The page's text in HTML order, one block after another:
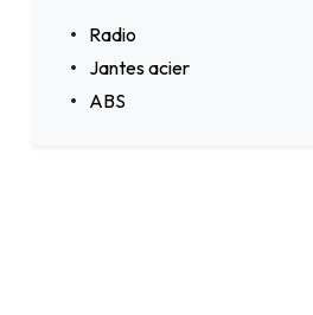
Radio
Jantes acier
ABS